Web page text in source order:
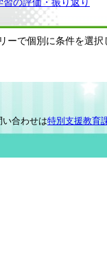
ーで個別に条件を選択
合わせは特別支援教育